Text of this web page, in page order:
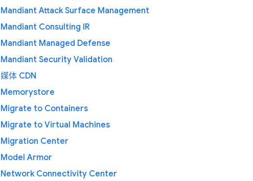
Mandiant Attack Surface Management
Mandiant Consulting IR
Mandiant Managed Defense
Mandiant Security Validation
媒体 CDN
Memorystore
Migrate to Containers
Migrate to Virtual Machines
Migration Center
Model Armor
Network Connectivity Center